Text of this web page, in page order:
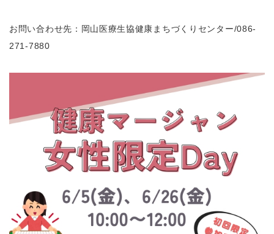
お問い合わせ先：岡山医療生協健康まちづくりセンター/086-
271-7880